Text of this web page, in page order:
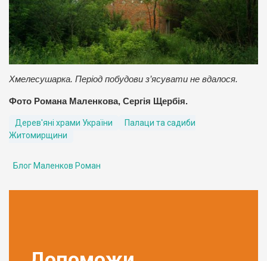
Хмелесушарка. Період побудови з’ясувати не вдалося.
Фото Романа Маленкова, Сергія Щербія.
Дерев'яні храми України
Палаци та садиби
Житомирщини
Блог Маленков Роман